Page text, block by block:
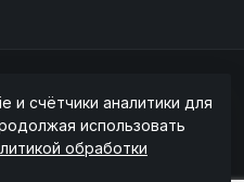
обязательна.
офертой (ст. 437 ГК РФ).
уточняйте у менеджера.
счётчики аналитики для
использовать
обработки